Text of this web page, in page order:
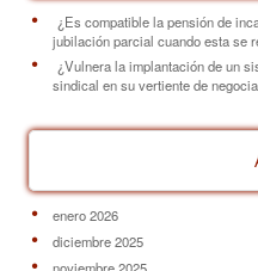
¿Es compatible la pensión de
jubilación parcial cuando esta se
¿Vulnera la implantación de un
sindical en su vertiente de
enero 2026
diciembre 2025